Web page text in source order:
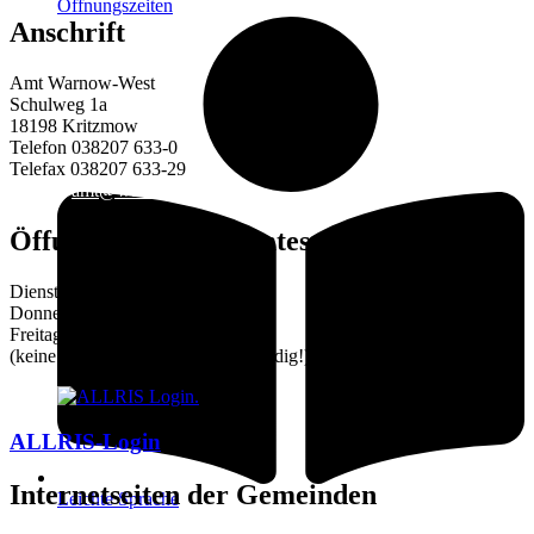
Öffnungszeiten
Leichte Sprache
Anschrift
Amt Warnow-West
Schulweg 1a
18198 Kritzmow
Telefon 038207 633-0
Telefax 038207 633-29
E-Mail:amt@warnow-west.de
Öffungszeiten des Amtes
Dienstag 9–12 und 14–16 Uhr
Donnerstag 9–12 und 14–18 Uhr
Freitag 9–12 Uhr
(keine Terminvereinbarung notwendig!)
ALLRIS-Login
Internetseiten der Gemeinden